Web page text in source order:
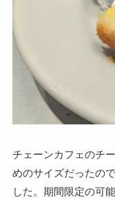
チェーンカフェのチ
めのサイズだったの
した。期間限定の可